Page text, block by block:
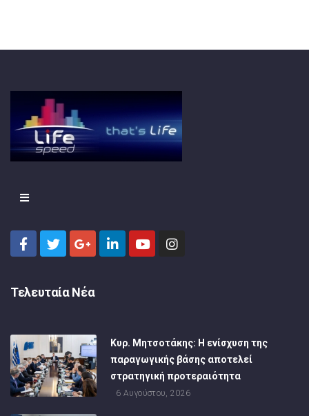
Τελευταία Νέα
Κυρ. Μητσοτάκης: Η ενίσχυση της
παραγωγικής βάσης αποτελεί
στρατηγική προτεραιότητα
6 Αυγούστου, 2026